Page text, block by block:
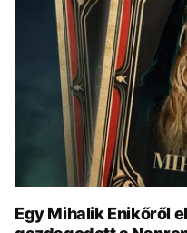
KÖZÉLET
ÉLETMÓD
BESZÉLGETÉSEK
VIDEÓ
GASZTRO
Egy Mihalik Enikőről